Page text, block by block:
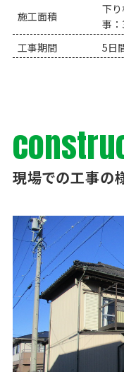
施工面積
下
事
工事期間
5日
現場での工事の